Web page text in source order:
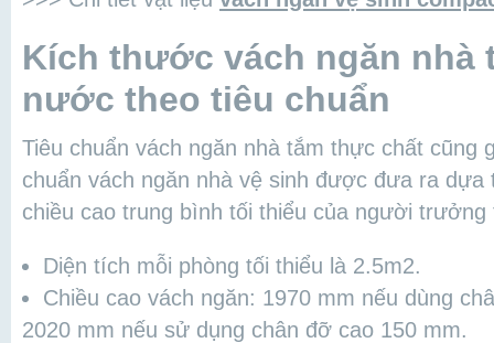
Kích thước vách ngăn nhà
nước theo tiêu chuẩn
Tiêu chuẩn vách ngăn nhà tắm thực chất cũng
chuẩn vách ngăn nhà vệ sinh được đưa ra
chiều cao trung bình tối thiểu của người
Diện tích mỗi phòng tối thiểu là 2.5m2.
Chiều cao vách ngăn: 1970 mm nếu dùng
2020 mm nếu sử dụng chân đỡ cao 150 mm.